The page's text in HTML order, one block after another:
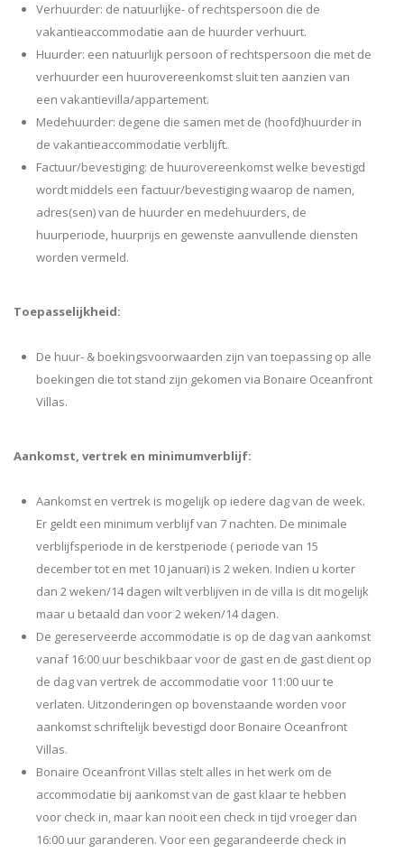
Verhuurder: de natuurlijke- of rechtspersoon die de
vakantieaccommodatie aan de huurder verhuurt.
Huurder: een natuurlijk persoon of rechtspersoon die met de
verhuurder een huurovereenkomst sluit ten aanzien van
een vakantievilla/appartement.
Medehuurder: degene die samen met de (hoofd)huurder in
de vakantieaccommodatie verblijft.
Factuur/bevestiging: de huurovereenkomst welke bevestigd
wordt middels een factuur/bevestiging waarop de namen,
adres(sen) van de huurder en medehuurders, de
huurperiode, huurprijs en gewenste aanvullende diensten
worden vermeld.
Toepasselijkheid:
De huur- & boekingsvoorwaarden zijn van toepassing op alle
boekingen die tot stand zijn gekomen via Bonaire Oceanfront
Villas.
Aankomst, vertrek en minimumverblijf:
Aankomst en vertrek is mogelijk op iedere dag van de week.
Er geldt een minimum verblijf van 7 nachten. De minimale
verblijfsperiode in de kerstperiode ( periode van 15
december tot en met 10 januari) is 2 weken. Indien u korter
dan 2 weken/14 dagen wilt verblijven in de villa is dit mogelijk
maar u betaald dan voor 2 weken/14 dagen.
De gereserveerde accommodatie is op de dag van aankomst
vanaf 16:00 uur beschikbaar voor de gast en de gast dient op
de dag van vertrek de accommodatie voor 11:00 uur te
verlaten. Uitzonderingen op bovenstaande worden voor
aankomst schriftelijk bevestigd door Bonaire Oceanfront
Villas.
Bonaire Oceanfront Villas stelt alles in het werk om de
accommodatie bij aankomst van de gast klaar te hebben
voor check in, maar kan nooit een check in tijd vroeger dan
16:00 uur garanderen. Voor een gegarandeerde check in